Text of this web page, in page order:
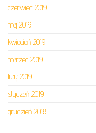
czerwiec 2019
maj 2019
kwiecień 2019
marzec 2019
luty 2019
styczeń 2019
grudzień 2018